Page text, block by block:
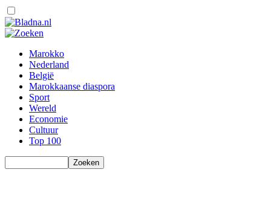
Marokko
Nederland
België
Marokkaanse diaspora
Sport
Wereld
Economie
Cultuur
Top 100